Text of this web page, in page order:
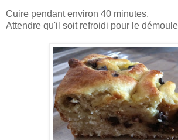
Cuire pendant environ 40 minutes.
Attendre qu'il soit refroidi pour le